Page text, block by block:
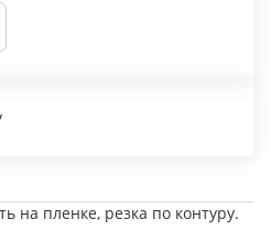
на пленке, резка по контуру.